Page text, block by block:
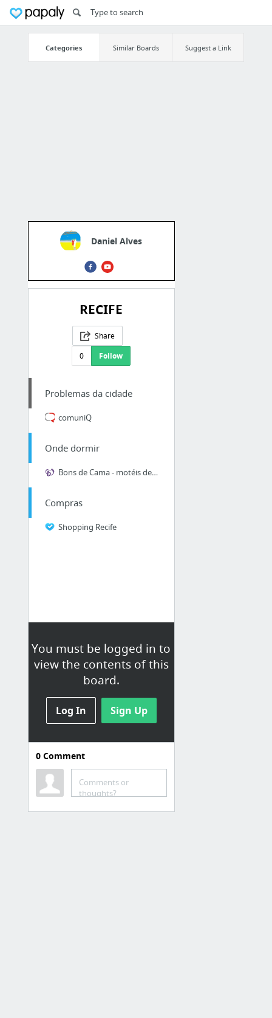
Categories Similar Boards Suggest a Link
Daniel Alves
RECIFE
Share
0
Follow
You must be logged in to
view the contents of this
board.
Log In Sign Up
Problemas da cidade
comuniQ
Onde dormir
Bons de Cama - motéis de Recife - PE com os maiores descontos!!
Compras
Shopping Recife
0Comment
Comments or
thoughts?